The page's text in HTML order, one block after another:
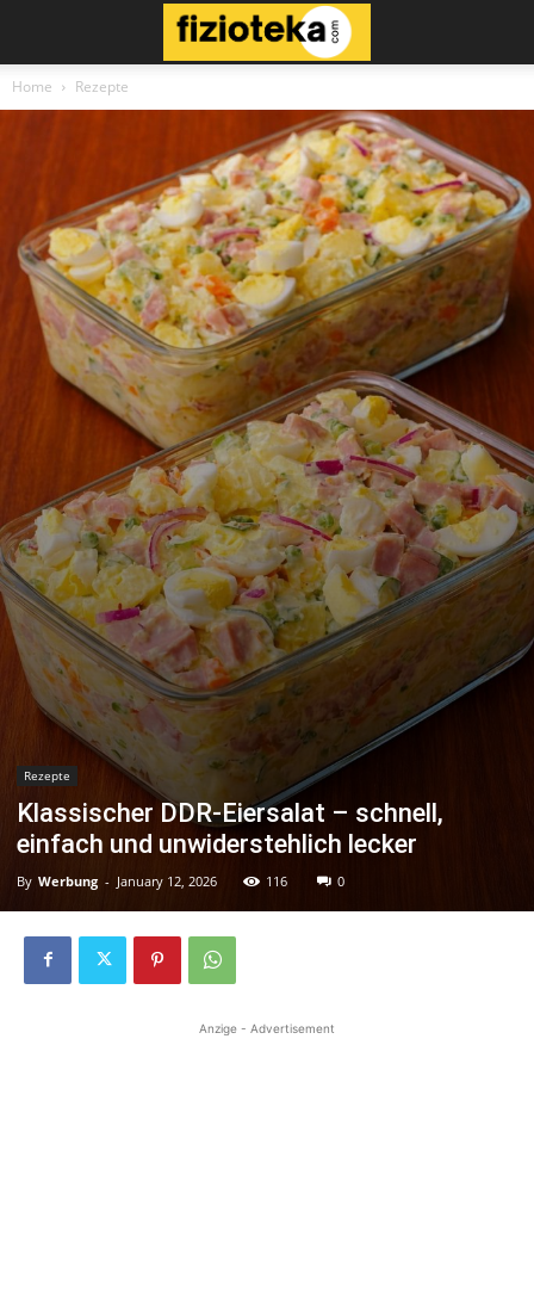
Home Rezepte
Rezepte
Klassischer DDR-Eiersalat – schnell,
einfach und unwiderstehlich lecker
By Werbung - January 12, 2026 116 0
Anzige - Advertisement